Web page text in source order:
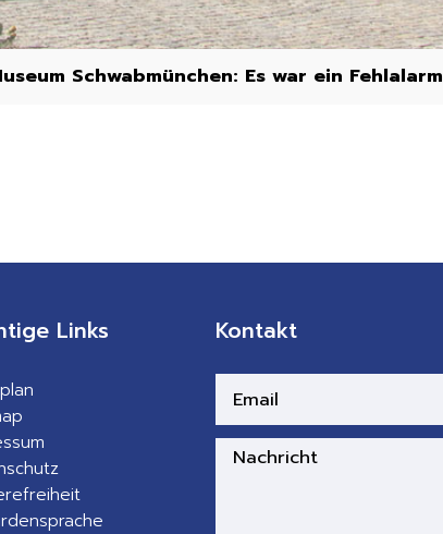
Schwabmünchen: Es war ein Fehlalarm
Links Kontakt